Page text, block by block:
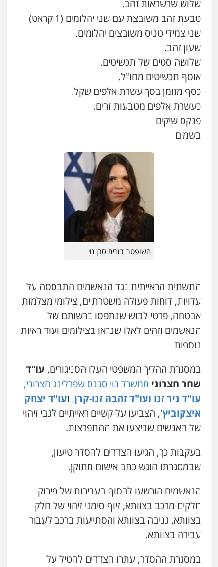
עו"ד נס בן נתן
פלילי כלכלי פשיעה חמורה
עו"ד משה פלמור
פלילי כלכלי צווארון לבן עורכי דין לענייני
אסירים
0549732303
פלילי בטחוני צבאי נזיקין
0547780927
עו"ד אסף גונן
פלילי פשע חמור תעבורה צבא
וחקירות
0542255161
גל דהן – משרד עורך דין פלילי
פשיעה חמורה
עו"ד ראוף נג'אר
פלילי עורכי דין לענייני אסירים מעצרים
סמים רכוש
0548009246
פלילי צבאי סמים אלימות במשפחה צווארון
לבן
0507368203
שחר לדובסקי, עו"ד
פלילי מעצרים וחקירות עבירות המתה
דין לענייני אסירים
עו"ד איהאב ג'לג'ולי
אסירים
0505216700
עו"ד שלומי שרון
פלילי
שלוש שרשראות זהב.
טבעת זהב משובצת עם שני יהלומים (1 קראט)
שני צמידי טניס משובצים יהלומים.
שעון זהב.
שלושה סטים של תכשיטים.
אוסף תכשיטים מחו"ל.
כסף מזומן בסך עשרת אלפים שקל.
כעשרת אלפים מטבעות זרים.
פנקס שיקים
בשמים
השופטת דורית סבן נוי
התשתית הראייתית נגד הנאשמים התבססה על
עדויות, דוחות פעולה משטרתיים, צילומי מצלמות
אבטחה, פרטי לבוש שנתפסו ברשותם של
הנאשמים וזהים לאלו שנראו בצילומים ועוד ראיות
נוספות.
במסגרת ההליך המשפטי העלו הסניגורים, עו"ד
שחר חצרוני ממשרד נוי סננס שפרלינג חצרוני,
עו"ד ניר זנו ועו"ד זהבה זנו-קרן, ועו"ד יצחק
איצקוביץ', הצביעו על קשיים ראייתיים לגבי זיהוי
של האנשים שביצעו את ההתפרצות.
בעקבות כך, הגיעו הצדדים להסדר טיעון,
שבמסגרתו הוגש כתב אישום מתוקן.
הנאשמים הורשעו לבסוף בעבירות של פירוק
חלקים מרכב בצוותא, זיוף סימני זיהוי של חלק
בצוותא, גניבה בצוותא והסתייעות ברכב לעבור
עבירה בצוותא.
במסגרת ההסדר, עתרו הצדדים להטיל על